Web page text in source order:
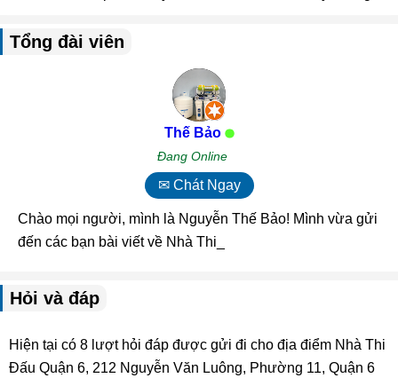
Tổng đài viên
Thế Bảo
Đang Online
✉ Chát Ngay
Chào mọi người, mình là Nguyễn Thế Bảo! Mình vừa gửi
đến các bạn bài viết về Nhà Thi Đấu Qu_
Hỏi và đáp
Hiện tại có 8 lượt hỏi đáp được gửi đi cho địa điểm Nhà Thi
Đấu Quận 6, 212 Nguyễn Văn Luông, Phường 11, Quận 6